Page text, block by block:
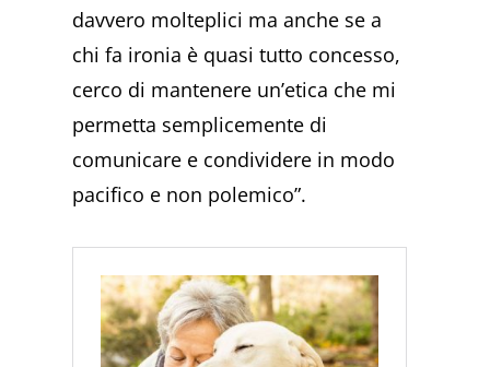
davvero molteplici ma anche se a
chi fa ironia è quasi tutto concesso,
cerco di mantenere un’etica che mi
permetta semplicemente di
comunicare e condividere in modo
pacifico e non polemico”.